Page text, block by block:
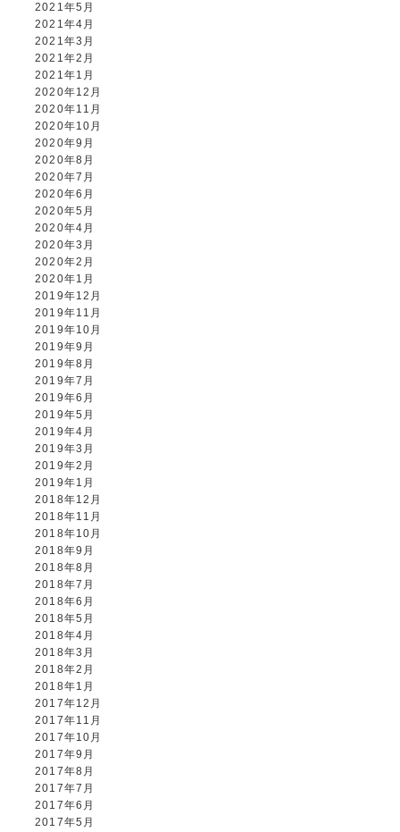
2021年5月
2021年4月
2021年3月
2021年2月
2021年1月
2020年12月
2020年11月
2020年10月
2020年9月
2020年8月
2020年7月
2020年6月
2020年5月
2020年4月
2020年3月
2020年2月
2020年1月
2019年12月
2019年11月
2019年10月
2019年9月
2019年8月
2019年7月
2019年6月
2019年5月
2019年4月
2019年3月
2019年2月
2019年1月
2018年12月
2018年11月
2018年10月
2018年9月
2018年8月
2018年7月
2018年6月
2018年5月
2018年4月
2018年3月
2018年2月
2018年1月
2017年12月
2017年11月
2017年10月
2017年9月
2017年8月
2017年7月
2017年6月
2017年5月